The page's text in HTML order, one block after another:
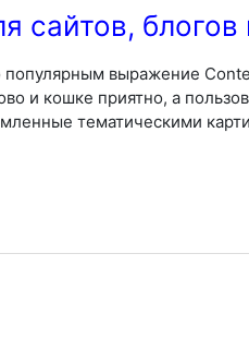
сайтов, блогов
выражение
и кошке приятно, а
тематическими